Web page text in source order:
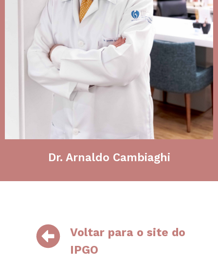
Dr. Arnaldo Cambiaghi
Voltar para o site do
IPGO